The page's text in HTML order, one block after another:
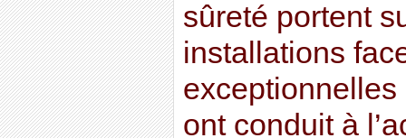
sûreté portent
installations
ont conduit à